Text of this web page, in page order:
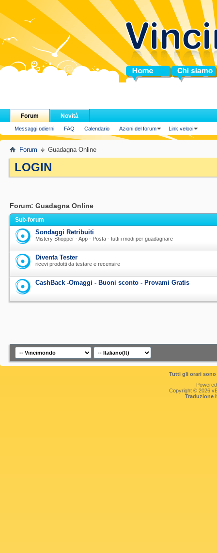
Home Chi siamo
Forum
Messaggi odierni FAQ Calendario Azioni del forum Link veloci
Novità
Forum Guadagna Online
LOGIN.
Forum: Guadagna Online
Sub-forum
Sondaggi Retribuiti
Mistery Shopper - App - Posta - tutti i modi per guadagnare
Diventa Tester
ricevi prodotti da testare e recensire
CashBack -Omaggi - Buoni sconto - Provami Gratis
Tutti gli orari
Copyright © 2026
Traduzione